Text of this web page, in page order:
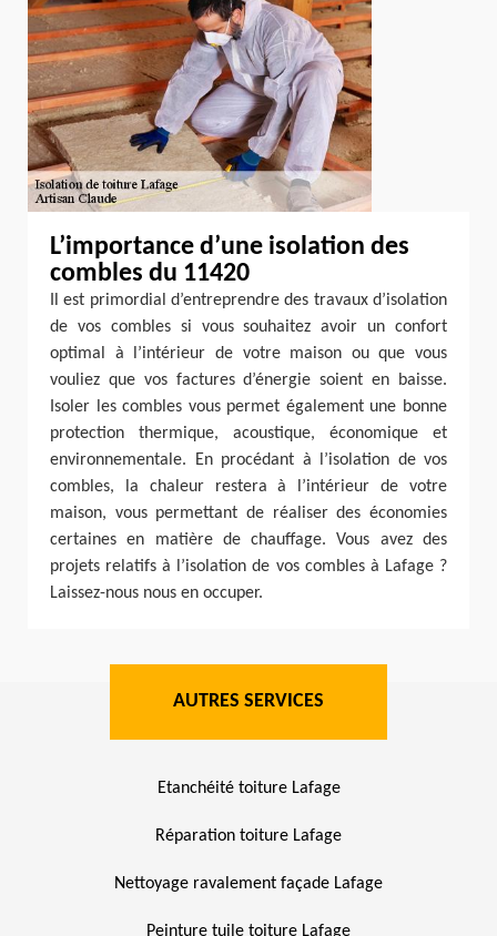
L’importance d’une isolation des
combles du 11420
Il est primordial d’entreprendre des travaux d’isolation
de vos combles si vous souhaitez avoir un confort
optimal à l’intérieur de votre maison ou que vous
vouliez que vos factures d’énergie soient en baisse.
Isoler les combles vous permet également une bonne
protection thermique, acoustique, économique et
environnementale. En procédant à l’isolation de vos
combles, la chaleur restera à l’intérieur de votre
maison, vous permettant de réaliser des économies
certaines en matière de chauffage. Vous avez des
projets relatifs à l’isolation de vos combles à Lafage ?
Laissez-nous nous en occuper.
AUTRES SERVICES
Etanchéité toiture Lafage
Réparation toiture Lafage
Nettoyage ravalement façade Lafage
Peinture tuile toiture Lafage